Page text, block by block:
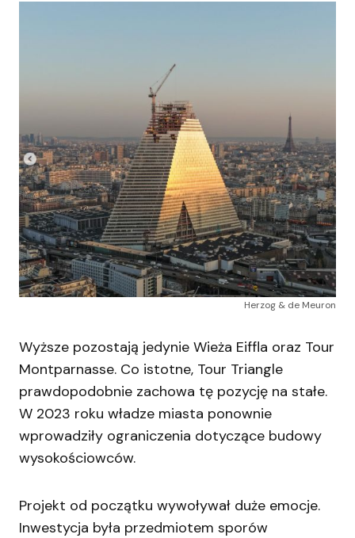
Herzog & de Meuron
Wyższe pozostają jedynie Wieża Eiffla oraz Tour
Montparnasse. Co istotne, Tour Triangle
prawdopodobnie zachowa tę pozycję na stałe.
W 2023 roku władze miasta ponownie
wprowadziły ograniczenia dotyczące budowy
wysokościowców.
Projekt od początku wywoływał duże emocje.
Inwestycja była przedmiotem sporów